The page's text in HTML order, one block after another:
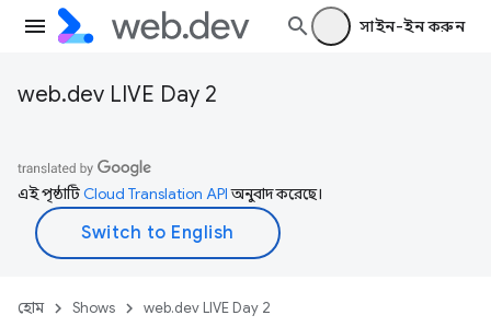
সাইন-ইন করুন
web.dev LIVE Day 2
এই পৃষ্ঠাটিCloud Translation APIঅনুবাদ করেছে।
হোম Shows web.dev LIVE Day 2